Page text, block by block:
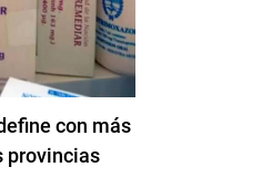
con más
provincias